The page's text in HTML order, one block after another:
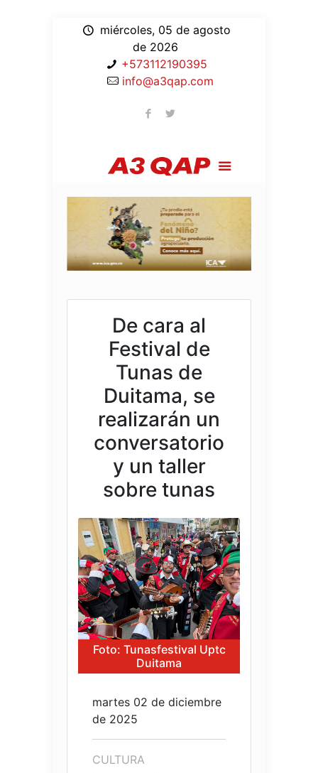
miércoles, 05 de agosto
de 2026
+573112190395
info@a3qap.com
De cara al
Festival de
Tunas de
Duitama, se
realizarán un
conversatorio
y un taller
sobre tunas
Foto: Tunasfestival Uptc
Duitama
martes 02 de diciembre
de 2025
CULTURA